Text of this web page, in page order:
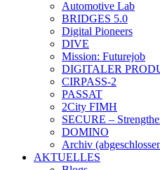
Automotive Lab
BRIDGES 5.0
Digital Pioneers
DIVE
Mission: Futurejob
DIGITALER
CIRPASS-2
PASSAT
2City FIMH
SECURE –
DOMINO
Archiv
AKTUELLES